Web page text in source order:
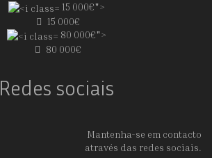
15 000€">
15 000€
80 000€">
80 000€
Redes sociais
Mantenha-se em contacto
através das redes sociais.